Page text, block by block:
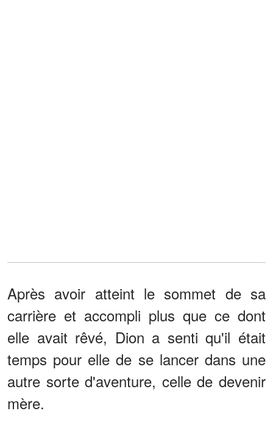
Après avoir atteint le sommet de sa
carrière et accompli plus que ce dont
elle avait rêvé, Dion a senti qu'il était
temps pour elle de se lancer dans une
autre sorte d'aventure, celle de devenir
mère.